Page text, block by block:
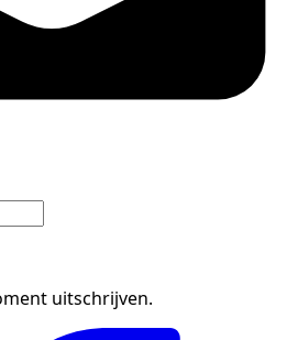
uitschrijven.